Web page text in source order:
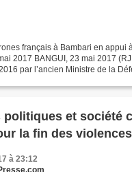
français à Bambari en appui
2017 BANGUI, 23 mai 2017
par l’ancien Ministre de la
politiques et société
la fin des violences
à 23:12